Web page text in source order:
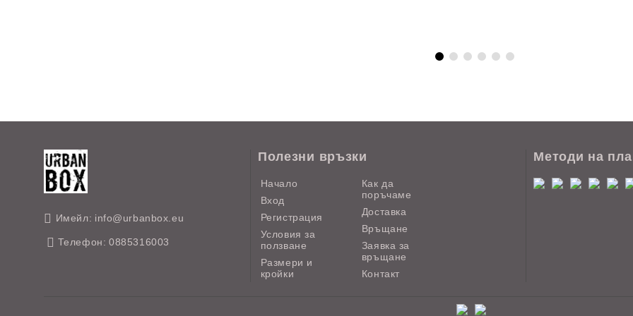
Имейл: info@urbanbox.eu
Телефон: 0885316003
Полезни връзки
Начало
Вход
Регистрация
Условия за
ползване
Размери и
кройки
Как да
поръчаме
Доставка
Връщане
Заявка за
връщане
Контакт
Методи на